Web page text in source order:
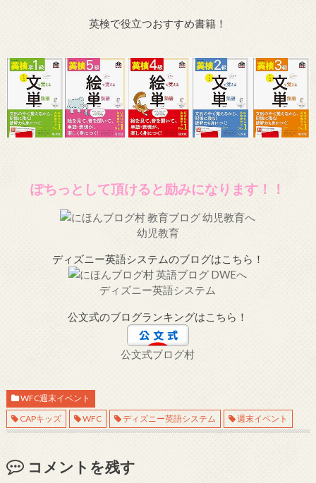
英検で役立つおすすめ書籍！
ぽちっとして頂けると励みになります！！
幼児教育
ディズニー英語システムのブログはこちら！
ディズニー英語システム
公文式のブログランキングはこちら！
公文式ブログ村
WFC週末イベント
CAPキッズ
WFC ディズニー英語システム 週末イベント
コメントを残す